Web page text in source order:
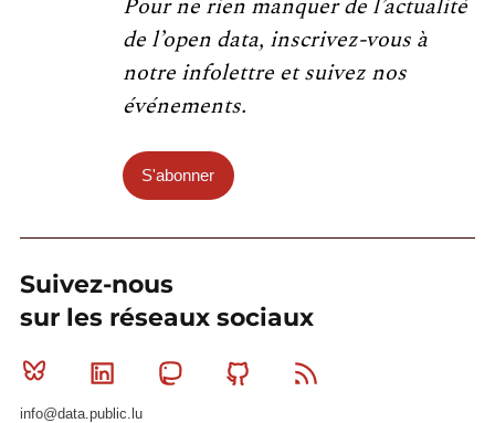
de l’open data, inscrivez-vous à
notre infolettre et suivez nos
événements.
S'abonner
Suivez-nous
sur les réseaux sociaux
Bluesky Linkedin MastodonGithub
info@data.public.lu